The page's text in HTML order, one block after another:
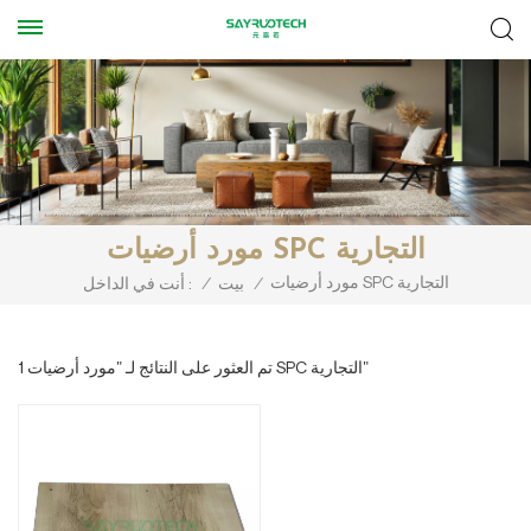
مورد أرضيات SPC التجارية
أنت في الداخل : / بيت / مورد أرضيات SPC التجارية
1 تم العثور على النتائج لـ "مورد أرضيات SPC التجارية"